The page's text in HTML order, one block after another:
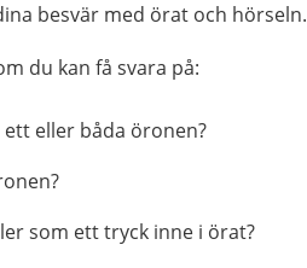
besvär med örat och hörseln.
du kan få svara på:
eller båda öronen?
som ett tryck inne i örat?